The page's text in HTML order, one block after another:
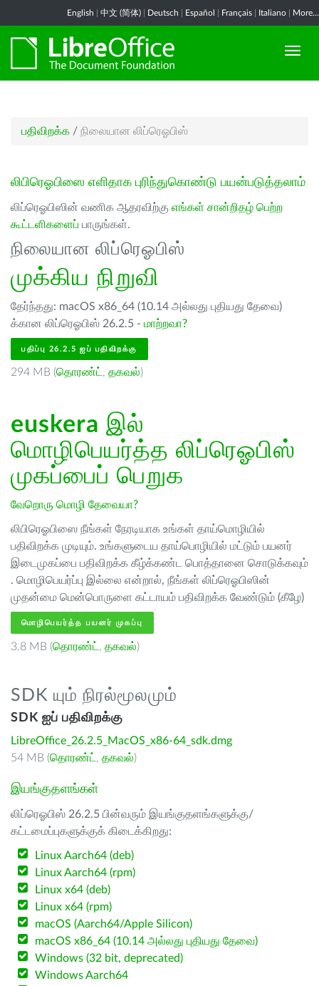
English 中文 (简体) Deutsch Español Français Italiano More...
பதிவிறக்க / நிலையான லிப்ரெஓபிஸ்
லிபிரெஓபிஸை எளிதாக புரிந்துகொண்டு பயன்படுத்தலாம்
லிப்ரெஓபிஸின் வணிக ஆதரவிற்கு எங்கள் சான்றிதழ் பெற்ற
கூட்டளிகளைப் பாருங்கள்.
நிலையான லிப்ரெஓபிஸ்
முக்கிய நிறுவி
தேர்ந்தது: macOS x86_64 (10.14 அல்லது புதியது தேவை)
க்கான லிப்ரெஓபிஸ் 26.2.5 - மாற்றவா?
பதிப்பு 26.2.5 ஐப் பதிவிறக்கு
294 MB (தொரண்ட் , தகவல்)
euskera இல்
மொழிபெயர்த்த லிப்ரெஓபிஸ்
முகப்பைப் பெறுக
வேறொரு மொழி தேவையா?
லிபிரெஓபிஸை நீங்கள் நேரடியாக உங்கள் தாய்மொழியில்
பதிவிறக்க முடியும். உங்களுடைய தாய்பொழியில் மட்டும் பயனர்
இடைமுகப்பை பதிவிறக்க கீழ்க்கண்ட பொத்தானை சொடுக்கவும்
. மொழிபெயர்ப்பு இல்லை என்றால், நீங்கள் லிப்ரெஓபிஸின்
முதன்மை மென்பொருளை கட்டாயம் பதிவிறக்க வேண்டும் (கீழே)
மொழிபெயர்த்த பயனர் முகப்பு
3.8 MB (தொரண்ட் , தகவல்)
SDK யும் நிரல்மூலமும்
SDK ஐப் பதிவிறக்கு
LibreOffice_26.2.5_MacOS_x86-64_sdk.dmg
54 MB (தொரண்ட் , தகவல்)
இயங்குதளங்கள்
லிப்ரெஓபிஸ் 26.2.5 பின்வரும் இயங்குதளங்களுக்கு/
கட்டமைப்புகளுக்குக் கிடைக்கிறது:
Linux Aarch64 (deb)
Linux Aarch64 (rpm)
Linux x64 (deb)
Linux x64 (rpm)
macOS (Aarch64/Apple Silicon)
macOS x86_64 (10.14 அல்லது புதியது தேவை)
Windows (32 bit, deprecated)
Windows Aarch64